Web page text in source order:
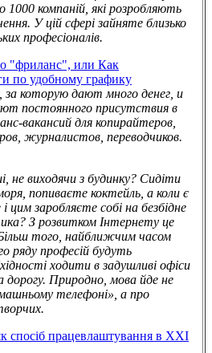
1000 компаній, які розробляють
У цій сфері зайняте близько
професіоналів.
"фриланс", или Как
по удобному графику
которую дают много денег, и
постоянного присутствия в
вакансий для копирайтеров,
журналистов, переводчиков.
не виходячи з будинку? Сидіти
попиваєте коктейль, а коли є
цим заробляєте собі на безбідне
З розвитком Інтернету це
того, найближчим часом
ряду професій будуть
ходити в задушливі офіси
дорогу. Природно, мова йде не
телефоні», а про
спосіб працевлаштування в XXI